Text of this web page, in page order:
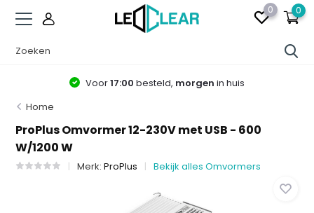
0 0
Voor17:00 besteld, morgen in huis
Home
ProPlus Omvormer 12-230V met USB - 600
W/1200 W
Merk:ProPlus Bekijk alles Omvormers